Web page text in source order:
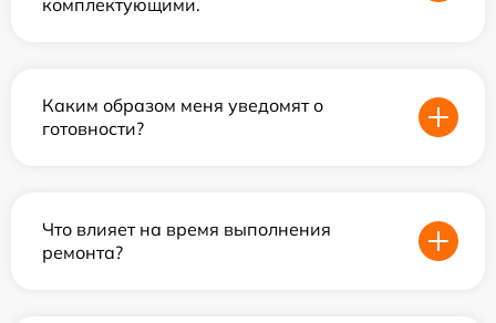
комплектующими.
Каким образом меня уведомят о
готовности?
Что влияет на время выполнения
ремонта?